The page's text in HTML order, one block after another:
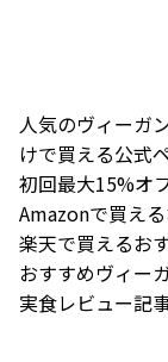
人気のヴィーガ
けで買える公式
初回最大15%オ
Amazonで買え
楽天で買えるお
おすすめヴィー
実食レビュー記